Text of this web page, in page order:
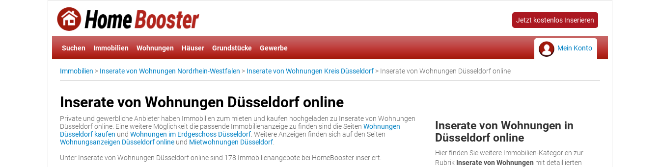
Jetzt kostenlos Inserieren
Suchen Immobilien Wohnungen Häuser Grundstücke Gewerbe Mein Konto
Immobilien > Inserate von Wohnungen Nordrhein-Westfalen > Inserate von Wohnungen Kreis Düsseldorf > Inserate von Wohnungen Düsseldorf online
Inserate von Wohnungen Düsseldorf online
Private und gewerbliche Anbieter haben Immobilien zum mieten und kaufen hochgeladen zu Inserate von Wohnungen
Düsseldorf online. Eine weitere Möglichkeit die passende Immobilienanzeige zu finden sind die Seiten Wohnungen
Düsseldorf kaufen und Wohnungen im Erdgeschoss Düsseldorf . Weitere Anzeigen finden sich auf den Seiten
Wohnungsanzeigen Düsseldorf online und Mietwohnungen Düsseldorf
Unter Inserate von Wohnungen Düsseldorf online sind 178 Immobilienangebote bei HomeBooster inseriert.
Inserate von Wohnungen in
Düsseldorf online
Hier finden Sie weitere Immobilien-Kategorien zur
Rubrik Inserate von Wohnungen mit detaillierten